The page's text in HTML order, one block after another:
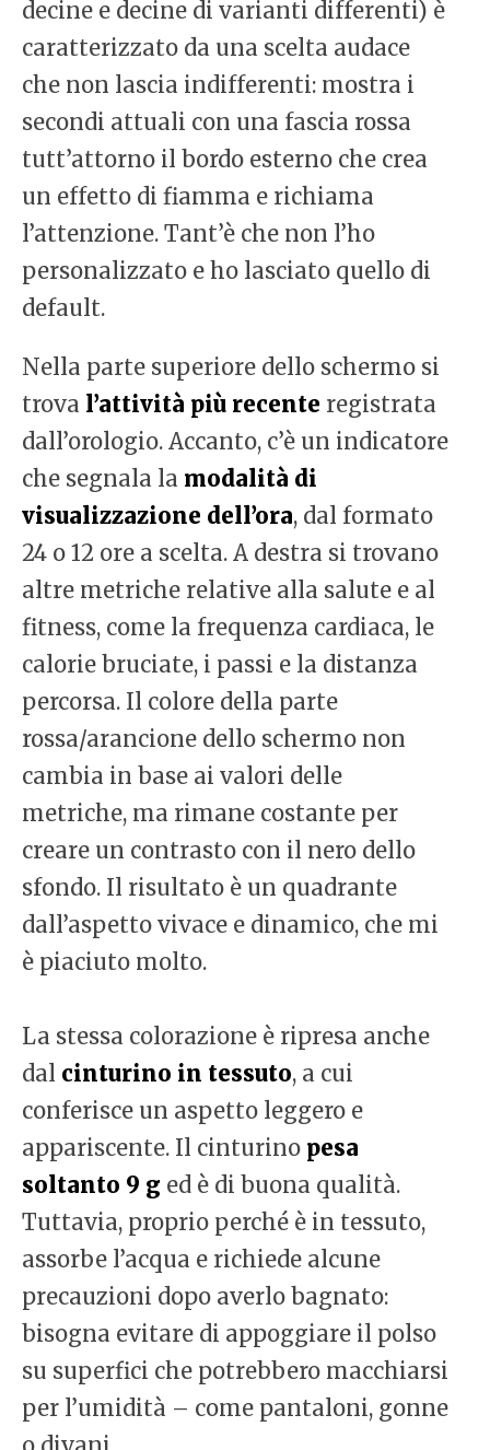
decine e decine di varianti differenti) è
caratterizzato da una scelta audace
che non lascia indifferenti: mostra i
secondi attuali con una fascia rossa
tutt’attorno il bordo esterno che crea
un effetto di fiamma e richiama
l’attenzione. Tant’è che non l’ho
personalizzato e ho lasciato quello di
default.
Nella parte superiore dello schermo si
trova l’attività più recente registrata
dall’orologio. Accanto, c’è un indicatore
che segnala la modalità di
visualizzazione dell’ora, dal formato
24 o 12 ore a scelta. A destra si trovano
altre metriche relative alla salute e al
fitness, come la frequenza cardiaca, le
calorie bruciate, i passi e la distanza
percorsa. Il colore della parte
rossa/arancione dello schermo non
cambia in base ai valori delle
metriche, ma rimane costante per
creare un contrasto con il nero dello
sfondo. Il risultato è un quadrante
dall’aspetto vivace e dinamico, che mi
è piaciuto molto.
La stessa colorazione è ripresa anche
dal cinturino in tessuto, a cui
conferisce un aspetto leggero e
appariscente. Il cinturino pesa
soltanto 9 g ed è di buona qualità.
Tuttavia, proprio perché è in tessuto,
assorbe l’acqua e richiede alcune
precauzioni dopo averlo bagnato:
bisogna evitare di appoggiare il polso
su superfici che potrebbero macchiarsi
per l’umidità – come pantaloni, gonne